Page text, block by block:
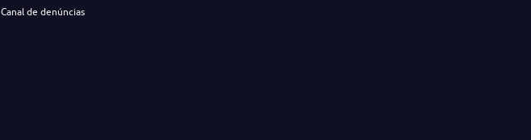
Canal de denúncias